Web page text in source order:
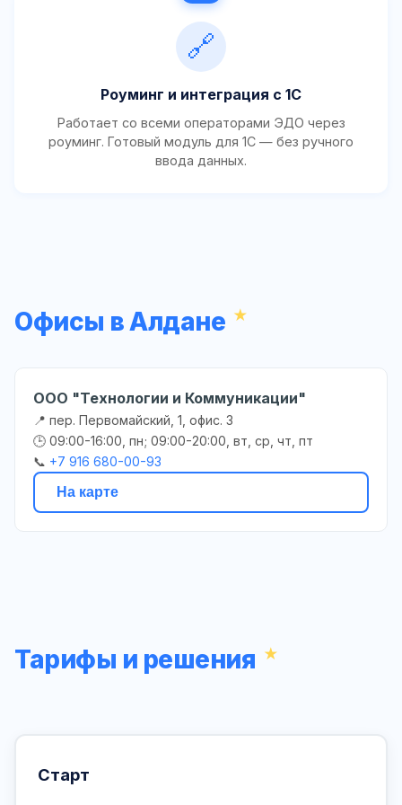
🔗
Роуминг и интеграция с 1С
Работает со всеми операторами ЭДО через
роуминг. Готовый модуль для 1С — без ручного
ввода данных.
Офисы в Алдане
ООО "Технологии и Коммуникации"
📍 пер. Первомайский, 1, офис. 3
🕒 09:00-16:00, пн; 09:00-20:00, вт, ср, чт, пт
📞 +7 916 680-00-93
На карте
Тарифы и решения
Старт